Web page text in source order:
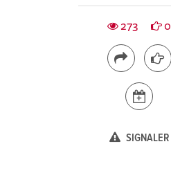
273 0
SIGNALER